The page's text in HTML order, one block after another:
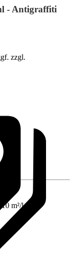
- Antigraffiti
zzgl.
10 m²/l